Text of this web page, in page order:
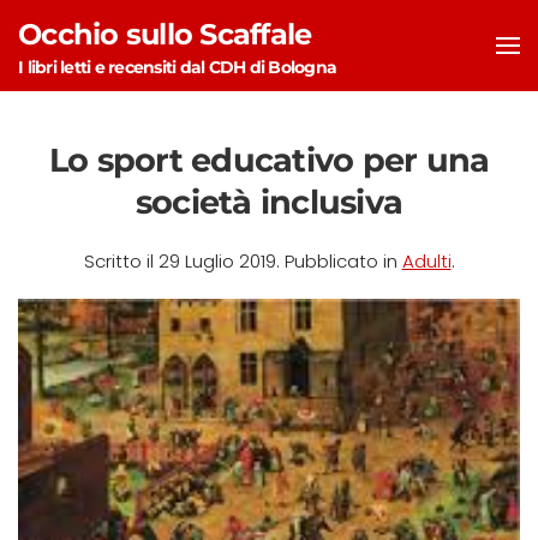
Skip to main content
Occhio sullo Scaffale
I libri letti e recensiti dal CDH di Bologna
Lo sport educativo per una
società inclusiva
Scritto il 29 Luglio 2019. Pubblicato in Adulti.